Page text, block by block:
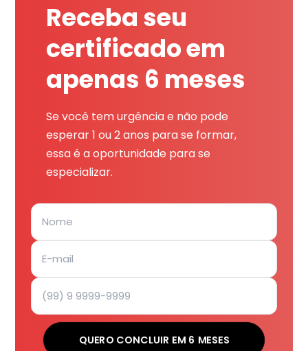
Receba seu
certificado em
apenas 6 meses
Se você tem urgência e não pode
esperar 1 ou 2 anos para se formar,
essa é a oportunidade para se
especializar.
QUERO CONCLUIR EM 6 MESES